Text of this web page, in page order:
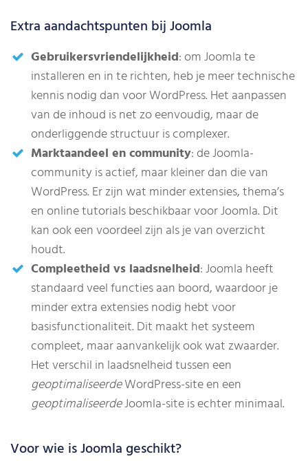
Extra aandachtspunten bij Joomla
Gebruikersvriendelijkheid: om Joomla te
installeren en in te richten, heb je meer technische
kennis nodig dan voor WordPress. Het aanpassen
van de inhoud is net zo eenvoudig, maar de
onderliggende structuur is complexer.
Marktaandeel en community: de Joomla-
community is actief, maar kleiner dan die van
WordPress. Er zijn wat minder extensies, thema’s
en online tutorials beschikbaar voor Joomla. Dit
kan ook een voordeel zijn als je van overzicht
houdt.
Compleetheid vs laadsnelheid: Joomla heeft
standaard veel functies aan boord, waardoor je
minder extra extensies nodig hebt voor
basisfunctionaliteit. Dit maakt het systeem
compleet, maar aanvankelijk ook wat zwaarder.
Het verschil in laadsnelheid tussen een
geoptimaliseerdeWordPress-site en een
geoptimaliseerdeJoomla-site is echter minimaal.
Voor wie is Joomla geschikt?